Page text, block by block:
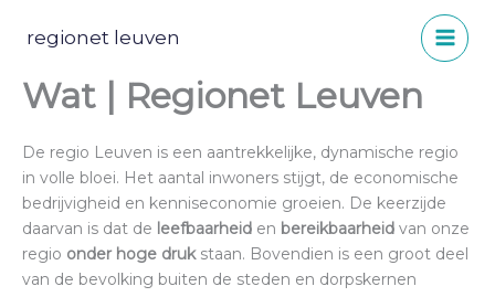
naar
inhoud
regionet leuven
Wat | Regionet Leuven
De regio Leuven is een aantrekkelijke, dynamische regio
in volle bloei. Het aantal inwoners stijgt, de economische
bedrijvigheid en kenniseconomie groeien. De keerzijde
daarvan is dat de leefbaarheid en bereikbaarheid van onze
regio onder hoge drukstaan. Bovendien is een groot deel
van de bevolking buiten de steden en dorpskernen